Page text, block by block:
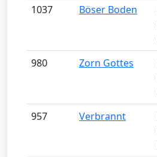
1037 Böser Boden
980 Zorn Gottes
957 Verbrannt